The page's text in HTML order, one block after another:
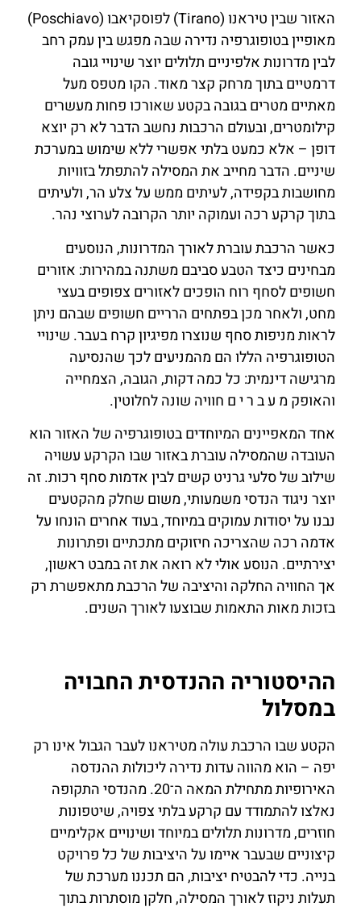
האזור שבין טיראנו (Tirano) לפוסקיאבו (Poschiavo)
מאופיין בטופוגרפיה נדירה שבה מפגש בין עמק רחב
לבין מדרונות אלפיניים תלולים יוצר שינויי גובה
דרמטיים בתוך מרחק קצר מאוד. הקו מטפס מעל
מאתיים מטרים בגובה בקטע שאורכו פחות מעשרים
קילומטרים, ובעולם הרכבות נחשב הדבר לא רק יוצא
דופן – אלא כמעט בלתי אפשרי ללא שימוש במערכת
שיניים. הדבר מחייב את המסילה להתפתל בזוויות
מחושבות בקפידה, לעיתים ממש על צלע הר, ולעיתים
בתוך קרקע רכה ועמוקה יותר הקרובה לערוצי נהר.
כאשר הרכבת עוברת לאורך המדרונות, הנוסעים
מבחינים כיצד הטבע סביבם משתנה במהירות: אזורים
חשופים לסחף רוח הופכים לאזורים צפופים בעצי
מחט, ולאחר מכן בפתחים הרריים חשופים שבהם ניתן
לראות מניפות סחף שנוצרו מפיגיון קרח בעבר. שינויי
הטופוגרפיה הללו הם מהמניעים לכך שהנסיעה
מרגישה דינמית: כל כמה דקות, הגובה, הצמחייה
והאופק מ ע ב ר י ם חוויה שונה לחלוטין.
אחד המאפיינים המיוחדים בטופוגרפיה של האזור הוא
העובדה שהמסילה עוברת באזור שבו הקרקע עשויה
שילוב של סלעי גרניט קשים לבין אדמות סחף רכות. זה
יוצר ניגוד הנדסי משמעותי, משום שחלק מהקטעים
נבנו על יסודות עמוקים במיוחד, בעוד אחרים הונחו על
אדמה רכה שהצריכה חיזוקים מתכתיים ופתרונות
יצירתיים. הנוסע אולי לא רואה את זה במבט ראשון,
אך החוויה החלקה והיציבה של הרכבת מתאפשרת רק
בזכות מאות התאמות שבוצעו לאורך השנים.
ההיסטוריה ההנדסית החבויה
במסלול
הקטע שבו הרכבת עולה מטיראנו לעבר הגבול אינו רק
יפה – הוא מהווה עדות נדירה ליכולות ההנדסה
האירופיות מתחילת המאה ה־20. מהנדסי התקופה
נאלצו להתמודד עם קרקע בלתי צפויה, שיטפונות
חוזרים, מדרונות תלולים במיוחד ושינויים אקלימיים
קיצוניים שבעבר איימו על היציבות של כל פרויקט
בנייה. כדי להבטיח יציבות, הם תכננו מערכת של
תעלות ניקוז לאורך המסילה, חלקן מוסתרות בתוך